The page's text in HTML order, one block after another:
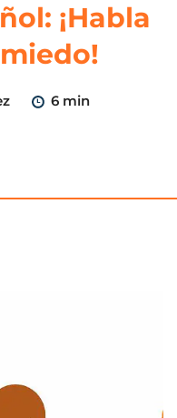
¡Habla
6 min